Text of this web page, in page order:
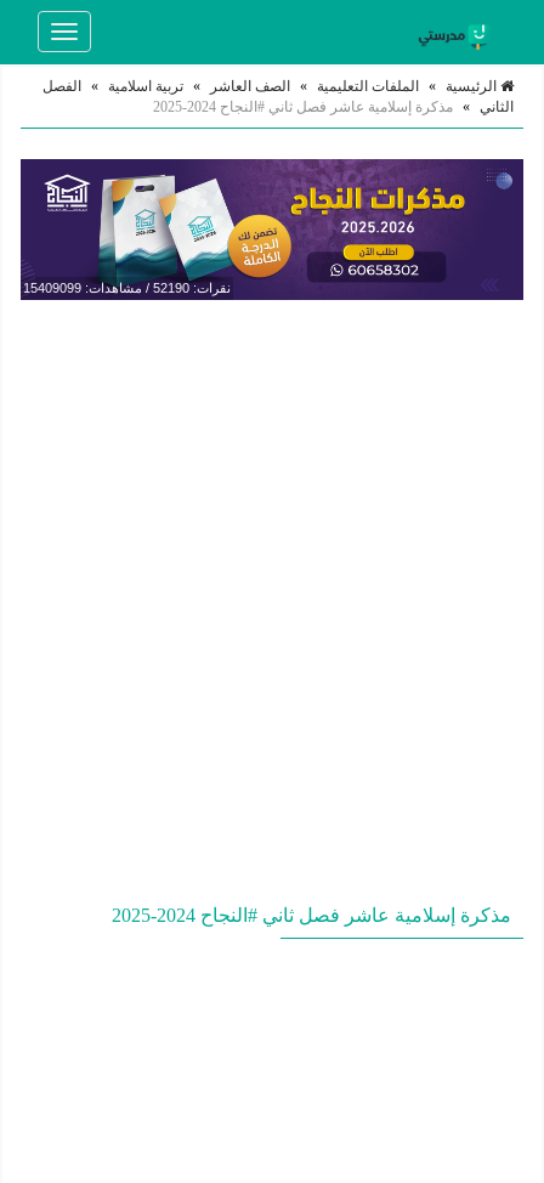
Toggle
الرئيسية » الملفات التعليمية » الصف العاشر » تربية اسلامية »
الفصل
الثاني » مذكرة إسلامية عاشر فصل ثاني #النجاح 2024-2025
نقرات: 52190 / مشاهدات: 15409099
مذكرة إسلامية عاشر فصل ثاني #النجاح 2024-2025